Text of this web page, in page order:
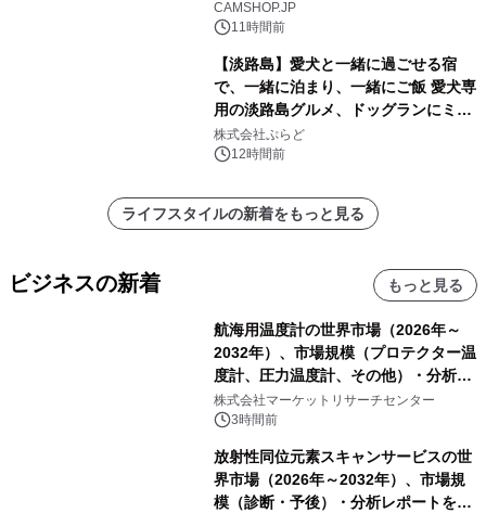
CAMSHOP.JP
11時間前
【淡路島】愛犬と一緒に過ごせる宿
で、一緒に泊まり、一緒にご飯 愛犬専
用の淡路島グルメ、ドッグランにミニ
プール グランピングとトレーラーハウ
スの2施設で
株式会社ぷらど
12時間前
ライフスタイルの新着をもっと見る
ビジネスの新着 もっと見る
航海用温度計の世界市場（2026年～
2032年）、市場規模（プロテクター温
度計、圧力温度計、その他）・分析レ
ポートを発表
株式会社マーケットリサーチセンター
3時間前
放射性同位元素スキャンサービスの世
界市場（2026年～2032年）、市場規
模（診断・予後）・分析レポートを発